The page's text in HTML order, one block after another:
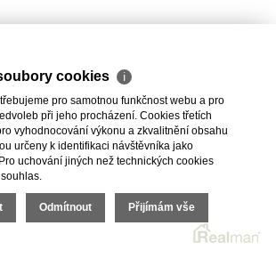
cookies ℹ
pro samotnou funkčnost webu a pro
při jeho procházení. Cookies třetích
vyhodnocování výkonu a zkvalitnění obsahu
určeny k identifikaci návštěvníka jako
uchování jiných než technických cookies
Odmítnout Přijímám vše